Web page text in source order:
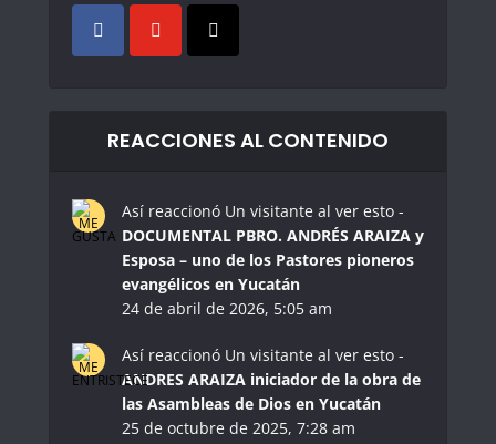
REACCIONES AL CONTENIDO
Así reaccionó Un visitante al ver esto -
DOCUMENTAL PBRO. ANDRÉS ARAIZA y
Esposa – uno de los Pastores pioneros
evangélicos en Yucatán
24 de abril de 2026, 5:05 am
Así reaccionó Un visitante al ver esto -
ANDRES ARAIZA iniciador de la obra de
las Asambleas de Dios en Yucatán
25 de octubre de 2025, 7:28 am